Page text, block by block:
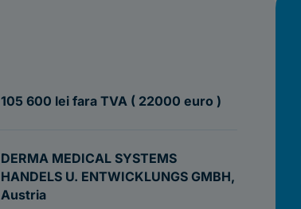
105 600 lei fara TVA ( 22000 euro )
DERMA MEDICAL SYSTEMS
HANDELS U. ENTWICKLUNGS GMBH,
Austria